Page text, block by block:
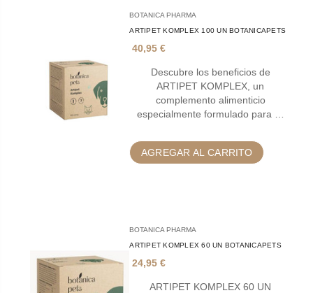
BOTANICA PHARMA
ARTIPET KOMPLEX 100 UN BOTANICAPETS
40,95 €
Descubre los beneficios de
ARTIPET KOMPLEX, un
complemento alimenticio
especialmente formulado para …
AGREGAR AL CARRITO
BOTANICA PHARMA
ARTIPET KOMPLEX 60 UN BOTANICAPETS
24,95 €
ARTIPET KOMPLEX 60 UN